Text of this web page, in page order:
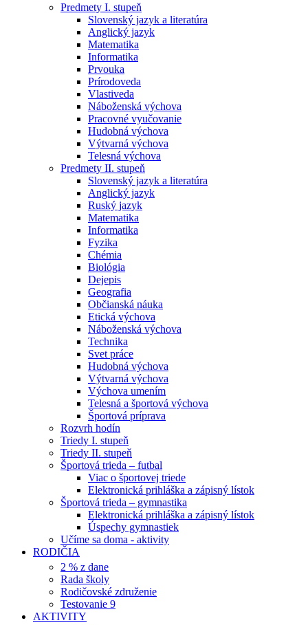
Predmety I. stupeň
Slovenský jazyk a literatúra
Anglický jazyk
Matematika
Informatika
Prvouka
Prírodoveda
Vlastiveda
Náboženská výchova
Pracovné vyučovanie
Hudobná výchova
Výtvarná výchova
Telesná výchova
Predmety II. stupeň
Slovenský jazyk a literatúra
Anglický jazyk
Ruský jazyk
Matematika
Informatika
Fyzika
Chémia
Biológia
Dejepis
Geografia
Občianská náuka
Etická výchova
Náboženská výchova
Technika
Svet práce
Hudobná výchova
Výtvarná výchova
Výchova umením
Telesná a športová výchova
Športová príprava
Rozvrh hodín
Triedy I. stupeň
Triedy II. stupeň
Športová trieda – futbal
Viac o športovej triede
Elektronická prihláška a zápisný lístok
Športová trieda – gymnastika
Elektronická prihláška a zápisný lístok
Úspechy gymnastiek
Učíme sa doma - aktivity
RODIČIA
2 % z dane
Rada školy
Rodičovské združenie
Testovanie 9
AKTIVITY